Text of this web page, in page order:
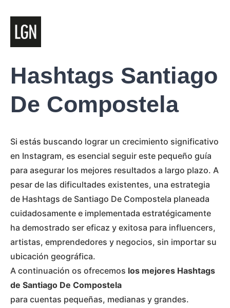
Hashtags Santiago
De Compostela
Si estás buscando lograr un crecimiento significativo
en Instagram, es esencial seguir este pequeño guía
para asegurar los mejores resultados a largo plazo. A
pesar de las dificultades existentes, una estrategia
de Hashtags de Santiago De Compostela planeada
cuidadosamente e implementada estratégicamente
ha demostrado ser eficaz y exitosa para influencers,
artistas, emprendedores y negocios, sin importar su
ubicación geográfica.
A continuación os ofrecemos los mejores Hashtags
de Santiago De Compostela
para cuentas pequeñas, medianas y grandes.